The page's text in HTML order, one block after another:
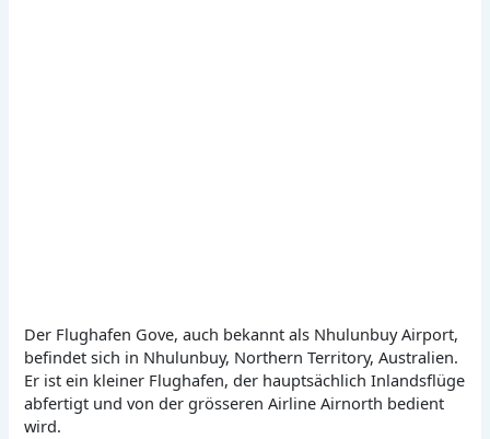
Der Flughafen Gove, auch bekannt als Nhulunbuy Airport,
befindet sich in Nhulunbuy, Northern Territory, Australien.
Er ist ein kleiner Flughafen, der hauptsächlich Inlandsflüge
abfertigt und von der grösseren Airline Airnorth bedient
wird.